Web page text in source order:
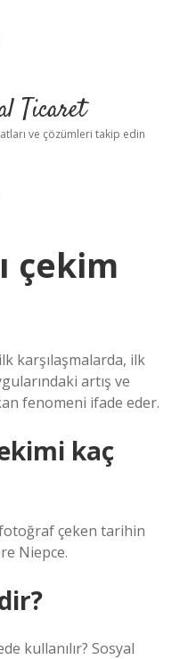
Ticaret
ve çözümleri takip edin
çekim
karşılaşmalarda, ilk
artış ve
fenomeni ifade eder.
kaç
fotoğraf çeken tarihin
Niepce.
kullanılır? Sosyal